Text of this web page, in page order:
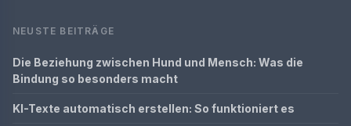
NEUSTE BEITRÄGE
Die Beziehung zwischen Hund und Mensch: Was die
Bindung so besonders macht
KI-Texte automatisch erstellen: So funktioniert es